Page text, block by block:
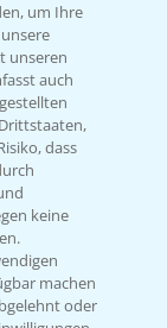
um Ihre
unseren
auch
dass
keine
machen
oder